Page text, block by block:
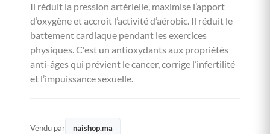
Il réduit la pression artérielle, maximise l’apport
d’oxygène et accroît l’activité d’aérobic. Il réduit le
battement cardiaque pendant les exercices
physiques. C'est un antioxydants aux propriétés
anti-âges qui prévient le cancer, corrige l’infertilité
et l’impuissance sexuelle.
Vendu par naishop.ma